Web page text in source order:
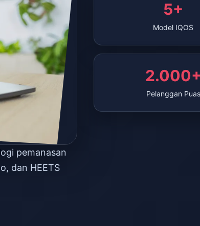
pemanasan
dan HEETS
5+
Model IQOS
Pelanggan Puas